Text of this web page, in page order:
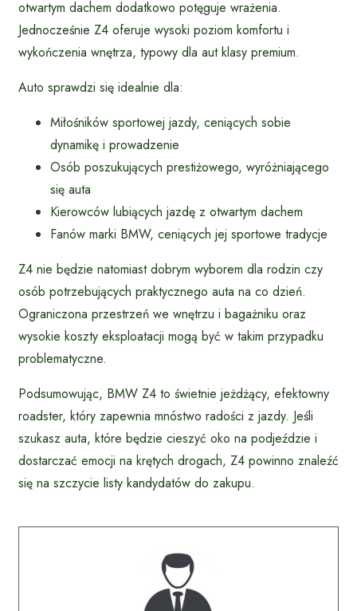
otwartym dachem dodatkowo potęguje wrażenia.
Jednocześnie Z4 oferuje wysoki poziom komfortu i
wykończenia wnętrza, typowy dla aut klasy premium.
Auto sprawdzi się idealnie dla:
Miłośników sportowej jazdy, ceniących sobie
dynamikę i prowadzenie
Osób poszukujących prestiżowego, wyróżniającego
się auta
Kierowców lubiących jazdę z otwartym dachem
Fanów marki BMW, ceniących jej sportowe tradycje
Z4 nie będzie natomiast dobrym wyborem dla rodzin czy
osób potrzebujących praktycznego auta na co dzień.
Ograniczona przestrzeń we wnętrzu i bagażniku oraz
wysokie koszty eksploatacji mogą być w takim przypadku
problematyczne.
Podsumowując, BMW Z4 to świetnie jeżdżący, efektowny
roadster, który zapewnia mnóstwo radości z jazdy. Jeśli
szukasz auta, które będzie cieszyć oko na podjeździe i
dostarczać emocji na krętych drogach, Z4 powinno znaleźć
się na szczycie listy kandydatów do zakupu.